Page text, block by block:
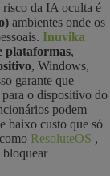
risco da IA oculta é
ambientes onde os
Inuvika
plataformas,
, Windows,
garante que
o dispositivo do
podem
baixo custo que só
ResoluteOS ,
bloquear